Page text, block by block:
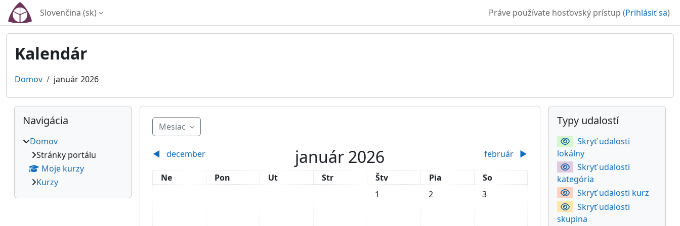
Preskočiť na hlavný obsah
Slovenčina ‎(sk)‎ Práve používate hosťovský prístup (Prihlásiť sa)
Kalendár
Domov január 2026
Mesiac
◀︎ december január 2026 február ▶︎
Nedeľa
Ne Pondelok
Pon Utorok
Ut Streda
Str Štvrtok
Štv Piatok
Pia Sobota
So
Žiadne udalosti, štvrtok, 1 januára
1 Žiadne udalosti, piatok, 2 januára
2 Žiadne udalosti, sobota, 3 januára
3
Bloky
Preskočiť Navigácia
Navigácia
Domov
Stránky portálu
Moje kurzy
Kurzy
Dodatočné bloky
Preskočiť Typy udalostí
Typy udalostí
Skryť udalosti
lokálny
Skryť udalosti
kategória
Skryť udalosti kurz
Skryť udalosti
skupina